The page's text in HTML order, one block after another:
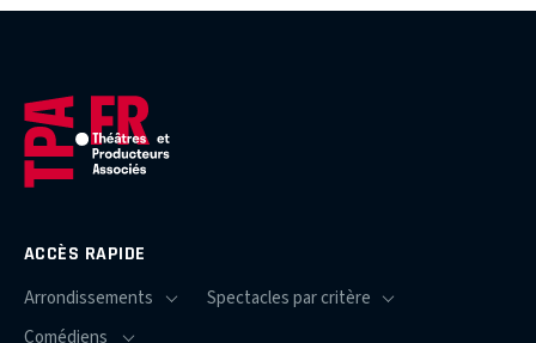
ACCÈS RAPIDE